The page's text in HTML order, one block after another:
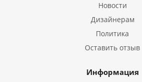
Новости
Дизайнерам
Политика
Оставить отзыв
Информация